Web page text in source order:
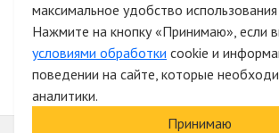
Быстрая
максимальное удобство
Нажмите на кнопку «Принимаю», если
условиями обработки cookie и
поведении на сайте, которые
аналитики.
Принимаю